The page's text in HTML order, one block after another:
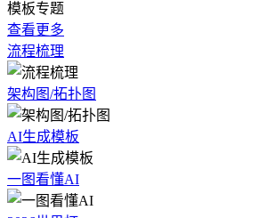
模板专题
查看更多
流程梳理
架构图/拓扑图
AI生成模板
一图看懂AI